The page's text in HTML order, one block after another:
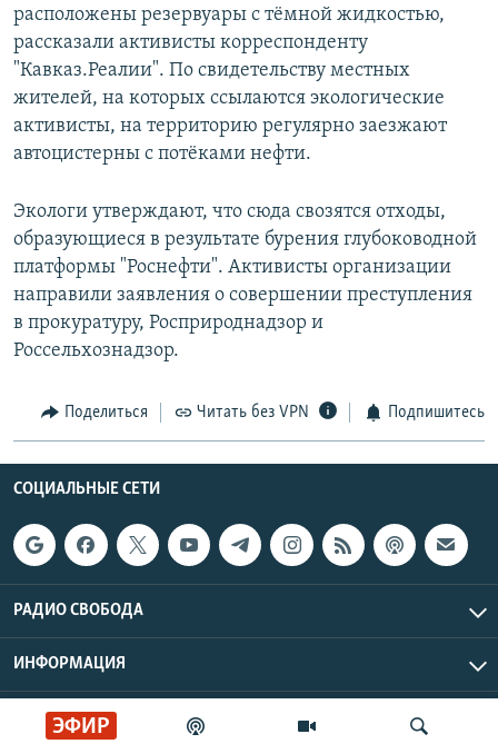
ЭФИР
расположены резервуары с тёмной жидкостью,
рассказали активисты корреспонденту
"Кавказ.Реалии". По свидетельству местных
жителей, на которых ссылаются экологические
активисты, на территорию регулярно заезжают
автоцистерны с потёками нефти.
Экологи утверждают, что сюда свозятся отходы,
образующиеся в результате бурения глубоководной
платформы "Роснефти". Активисты организации
направили заявления о совершении преступления
в прокуратуру, Росприроднадзор и
Россельхознадзор.
Поделиться Читать без VPN Подпишитесь
СОЦИАЛЬНЫЕ СЕТИ
РАДИО СВОБОДА
ИНФОРМАЦИЯ
Радио Свобода © 2026 RFE/RL, Inc. | Все права защищены.